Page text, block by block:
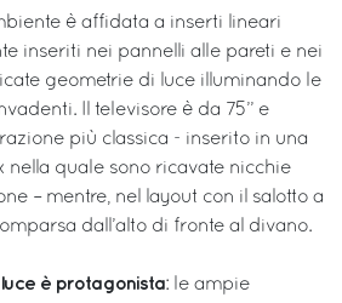
è affidata a inserti lineari
inseriti nei pannelli alle pareti e nei
geometrie di luce illuminando le
Il televisore è da 75’’ e
più classica - inserito in una
nella quale sono ricavate nicchie
– mentre, nel layout con il salotto a
dall’alto di fronte al divano.
è protagonista: le ampie